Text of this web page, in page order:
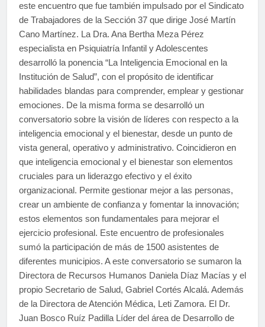
este encuentro que fue también impulsado por el Sindicato
de Trabajadores de la Sección 37 que dirige José Martín
Cano Martínez. La Dra. Ana Bertha Meza Pérez
especialista en Psiquiatría Infantil y Adolescentes
desarrolló la ponencia “La Inteligencia Emocional en la
Institución de Salud”, con el propósito de identificar
habilidades blandas para comprender, emplear y gestionar
emociones. De la misma forma se desarrolló un
conversatorio sobre la visión de líderes con respecto a la
inteligencia emocional y el bienestar, desde un punto de
vista general, operativo y administrativo. Coincidieron en
que inteligencia emocional y el bienestar son elementos
cruciales para un liderazgo efectivo y el éxito
organizacional. Permite gestionar mejor a las personas,
crear un ambiente de confianza y fomentar la innovación;
estos elementos son fundamentales para mejorar el
ejercicio profesional. Este encuentro de profesionales
sumó la participación de más de 1500 asistentes de
diferentes municipios. A este conversatorio se sumaron la
Directora de Recursos Humanos Daniela Díaz Macías y el
propio Secretario de Salud, Gabriel Cortés Alcalá. Además
de la Directora de Atención Médica, Leti Zamora. El Dr.
Juan Bosco Ruíz Padilla Líder del área de Desarrollo de